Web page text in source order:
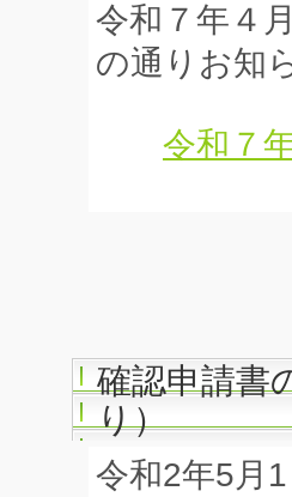
令和７年４
の通りお知
令和７
確認申請書
り）
令和2年5月